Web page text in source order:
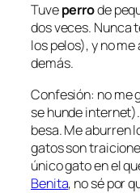
Tuveperrode
dos veces. Nunca
los pelos), y no
demás.
Confesión: no me
se hunde
besa. Me aburren
gatos son
único gato en el
Benita, no sé por